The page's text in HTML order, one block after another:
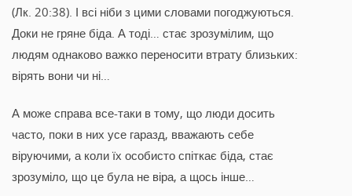
(Лк. 20:38). І всі ніби з цими словами погоджуються.
Доки не гряне біда. А тоді… стає зрозумілим, що
людям однаково важко переносити втрату близьких:
вірять вони чи ні…
А може справа все-таки в тому, що люди досить
часто, поки в них усе гаразд, вважають себе
віруючими, а коли їх особисто спіткає біда, стає
зрозуміло, що це була не віра, а щось інше…